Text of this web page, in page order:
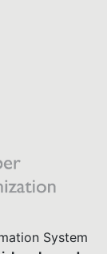
System